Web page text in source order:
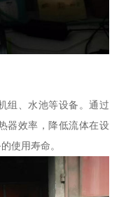
组、水池等设备。通过
器效率，降低流体在设
使用寿命。